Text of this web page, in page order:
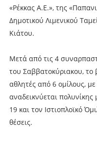
«Ρέκκας Α.Ε.», της
Δημοτικού Λιμενικού
Κιάτου.
Μετά από τις 4
του Σαββατοκύριακου, το
αθλητές από 6 ομίλους,
αναδεικνύεται
19 και τον Ιστιοπλοϊκό
θέσεις.